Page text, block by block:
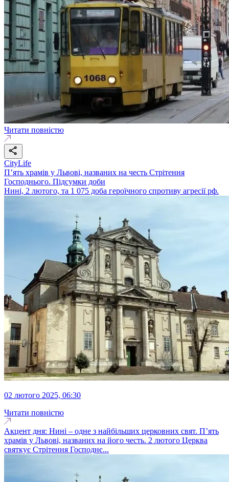
Читати повністю
CityLife
П’ять храмів у Львові, названих на честь Стрітення
Господнього. Підсумки доби
Нині, 2 лютого, та 1 075 доба героїчного спротиву агресії рф.
02 лютого 2025, 06:30
Читати повністю
Акцент дня: Нині – одне з найбільших церковних свят. П’ять
храмів у Львові, названих на його честь. 2 лютого Церква
святкує Стрітення Господнє...